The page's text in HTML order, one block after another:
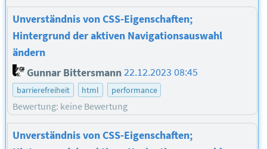
Unverständnis von CSS-Eigenschaften;
Hintergrund der aktiven Navigationsauswahl
ändern
Gunnar Bittersmann22.12.2023 08:45
barrierefreiheit html performance
Bewertung: keine Bewertung
Unverständnis von CSS-Eigenschaften;